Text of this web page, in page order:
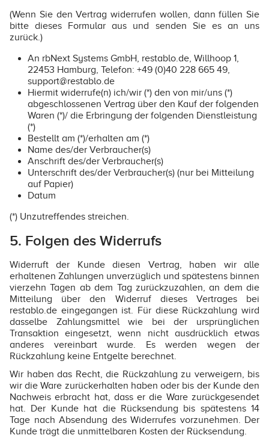
(Wenn Sie den Vertrag widerrufen wollen, dann füllen Sie
bitte dieses Formular aus und senden Sie es an uns
zurück.)
An rbNext Systems GmbH, restablo.de, Willhoop 1,
22453 Hamburg, Telefon: +49 (0)40 228 665 49,
support@restablo.de
Hiermit widerrufe(n) ich/wir (*) den von mir/uns (*)
abgeschlossenen Vertrag über den Kauf der folgenden
Waren (*)/ die Erbringung der folgenden Dienstleistung
(*)
Bestellt am (*)/erhalten am (*)
Name des/der Verbraucher(s)
Anschrift des/der Verbraucher(s)
Unterschrift des/der Verbraucher(s) (nur bei Mitteilung
auf Papier)
Datum
(*) Unzutreffendes streichen.
5. Folgen des Widerrufs
Widerruft der Kunde diesen Vertrag, haben wir alle
erhaltenen Zahlungen unverzüglich und spätestens binnen
vierzehn Tagen ab dem Tag zurückzuzahlen, an dem die
Mitteilung über den Widerruf dieses Vertrages bei
restablo.de eingegangen ist. Für diese Rückzahlung wird
dasselbe Zahlungsmittel wie bei der ursprünglichen
Transaktion eingesetzt, wenn nicht ausdrücklich etwas
anderes vereinbart wurde. Es werden wegen der
Rückzahlung keine Entgelte berechnet.
Wir haben das Recht, die Rückzahlung zu verweigern, bis
wir die Ware zurückerhalten haben oder bis der Kunde den
Nachweis erbracht hat, dass er die Ware zurückgesendet
hat. Der Kunde hat die Rücksendung bis spätestens 14
Tage nach Absendung des Widerrufes vorzunehmen. Der
Kunde trägt die unmittelbaren Kosten der Rücksendung.